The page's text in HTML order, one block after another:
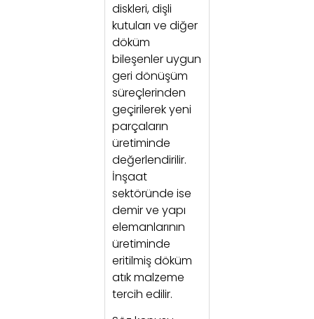
diskleri, dişli
kutuları ve diğer
döküm
bileşenler uygun
geri dönüşüm
süreçlerinden
geçirilerek yeni
parçaların
üretiminde
değerlendirilir.
İnşaat
sektöründe ise
demir ve yapı
elemanlarının
üretiminde
eritilmiş döküm
atık malzeme
tercih edilir.